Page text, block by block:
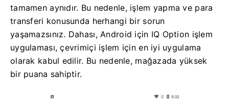
tamamen aynıdır. Bu nedenle, işlem yapma ve para
transferi konusunda herhangi bir sorun
yaşamazsınız. Dahası, Android için IQ Option işlem
uygulaması, çevrimiçi işlem için en iyi uygulama
olarak kabul edilir. Bu nedenle, mağazada yüksek
bir puana sahiptir.